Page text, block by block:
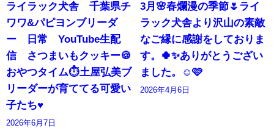
ライラック犬舎 千葉県チ
ワワ&パピヨンブリーダ
ー 日常 YouTube生配
信 さつまいもクッキー🍪
おやつタイム⏱️土屋弘美ブ
リーダーが育ててる可愛い
子たち♥️
2026年6月7日
3月🌸春爛漫の季節🌷ライ
ラック犬舎より沢山の素敵
なご縁に感謝をしておりま
す。🍀✨ありがとうござい
ました。☺️🩷
2026年4月6日